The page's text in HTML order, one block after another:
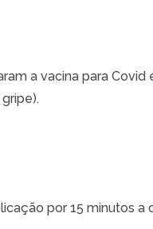
a vacina para
por 15 minutos a